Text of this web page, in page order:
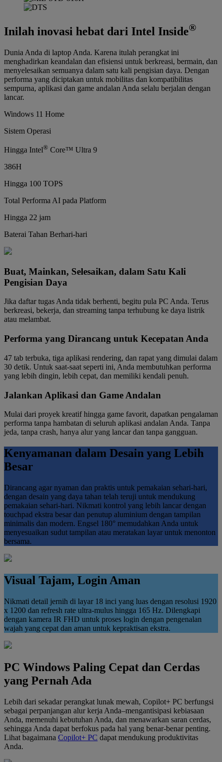
Inilah inovasi hebat dari Intel Inside®
Dunia Anda di laptop Anda. Karena itulah perangkat ini
menghadirkan keandalan dan efisiensi untuk berkreasi, bermain, dan
menyelesaikan semuanya dalam satu kali pengisian daya. Dengan
performa yang diciptakan untuk mobilitas dan kompatibilitas
sempurna, aplikasi dan game andalan Anda selalu berjalan dengan
lancar.
Windows 11 Home
Sistem Operasi
Hingga Intel® Core™ Ultra 9
386H
Hingga 100 TOPS
Total Performa AI pada Platform
Hingga 22 jam
Baterai Tahan Berhari-hari
Buat, Mainkan, Selesaikan, dalam Satu Kali
Pengisian Daya
Jika daftar tugas Anda tidak berhenti, begitu pula PC Anda. Terus
berkreasi, bekerja, dan streaming tanpa terhubung ke daya listrik
atau melambat.
Performa yang Dirancang untuk Kecepatan Anda
47 tab terbuka, tiga aplikasi rendering, dan rapat yang dimulai dalam
30 detik. Untuk saat-saat seperti ini, Anda membutuhkan performa
yang lebih dingin, lebih cepat, dan memiliki kendali penuh.
Jalankan Aplikasi dan Game Andalan
Mulai dari proyek kreatif hingga game favorit, dapatkan pengalaman
performa tanpa hambatan di seluruh aplikasi andalan Anda. Tanpa
jeda, tanpa crash, hanya alur yang lancar dan tanpa gangguan.
Kenyamanan dalam Desain yang Lebih
Besar
Dirancang agar nyaman dan praktis untuk pemakaian sehari-hari,
dengan desain yang daya tahan telah teruji untuk mendukung
pemakaian sehari-hari. Nikmati kontrol yang lebih lancar dengan
touchpad ekstra besar dan penutup aluminium dengan tampilan
minimalis dan modern. Engsel 180° memudahkan Anda untuk
menyesuaikan sudut tampilan atau meratakan layar untuk menonton
bersama.
Visual Tajam, Login Aman
Nikmati detail jernih di layar 18 inci yang luas dengan resolusi 1920
x 1200 dan refresh rate ultra-mulus hingga 165 Hz. Dilengkapi
dengan kamera IR FHD untuk proses login dengan pengenalan
wajah yang cepat dan aman untuk kepraktisan ekstra.
PC Windows Paling Cepat dan Cerdas
yang Pernah Ada
Lebih dari sekadar perangkat lunak mewah, Copilot+ PC berfungsi
sebagai perpanjangan alur kerja Anda–mengantisipasi kebiasaan
Anda, memenuhi kebutuhan Anda, dan menawarkan saran cerdas,
sehingga Anda dapat berfokus pada hal yang benar-benar penting.
Lihat bagaimana Copilot+ PC dapat mendukung produktivitas
Anda.